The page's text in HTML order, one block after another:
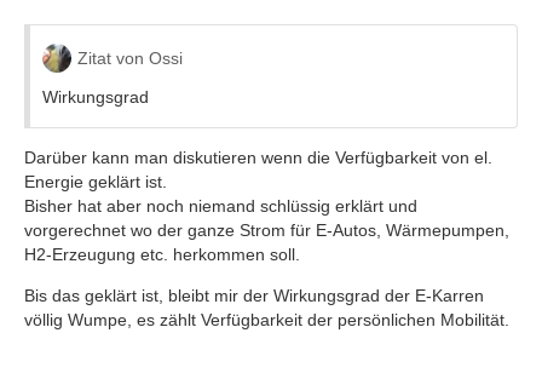
Zitat von Ossi
Wirkungsgrad
Darüber kann man diskutieren wenn die Verfügbarkeit von el.
Energie geklärt ist.
Bisher hat aber noch niemand schlüssig erklärt und
vorgerechnet wo der ganze Strom für E-Autos, Wärmepumpen,
H2-Erzeugung etc. herkommen soll.
Bis das geklärt ist, bleibt mir der Wirkungsgrad der E-Karren
völlig Wumpe, es zählt Verfügbarkeit der persönlichen Mobilität.